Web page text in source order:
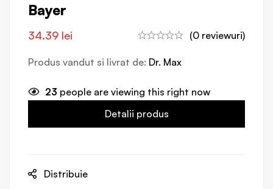
Bayer
34.39 lei (0 reviewuri)
Produs vandut si livrat de: Dr. Max
23 people are viewing this right now
Detalii produs
Distribuie